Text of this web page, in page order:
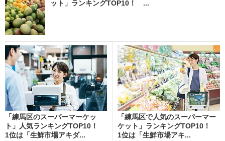
ット」ランキングTOP10！ ...
「練馬区のスーパーマーケッ
ト」人気ランキングTOP10！
1位は「生鮮市場アキダ...
「練馬区で人気のスーパーマー
ケット」ランキングTOP10！
1位は「生鮮市場アキ...